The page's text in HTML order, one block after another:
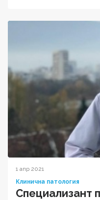
1 апр 2021
Клинична патология
Специализант